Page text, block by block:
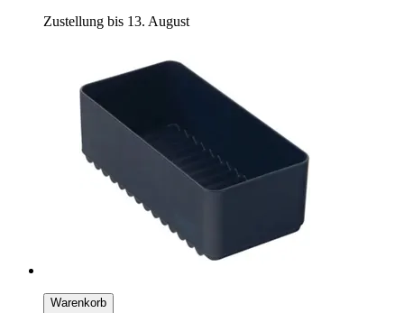
Zustellung bis 13. August
Warenkorb